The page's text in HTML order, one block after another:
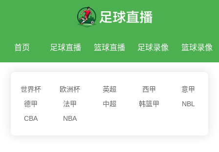
首页 足球直播 篮球直播 足球录像 篮球录像
世界杯 欧洲杯 英超 西甲
意甲
德甲
法甲 中超 韩篮甲
NBL
CBA
NBA